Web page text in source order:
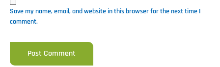
Save my name, email, and website in this browser for the next time I
comment.